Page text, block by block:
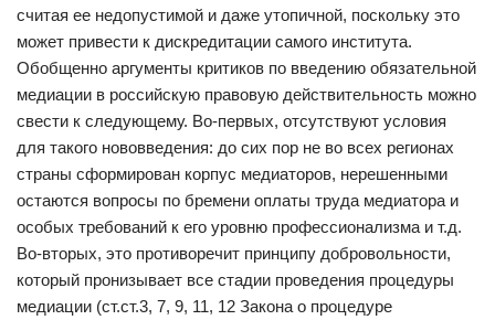
считая ее недопустимой и даже утопичной, поскольку это
может привести к дискредитации самого института.
Обобщенно аргументы критиков по введению обязательной
медиации в российскую правовую действительность можно
свести к следующему. Во-первых, отсутствуют условия
для такого нововведения: до сих пор не во всех регионах
страны сформирован корпус медиаторов, нерешенными
остаются вопросы по бремени оплаты труда медиатора и
особых требований к его уровню профессионализма и т.д.
Во-вторых, это противоречит принципу добровольности,
который пронизывает все стадии проведения процедуры
медиации (ст.ст.3, 7, 9, 11, 12 Закона о процедуре